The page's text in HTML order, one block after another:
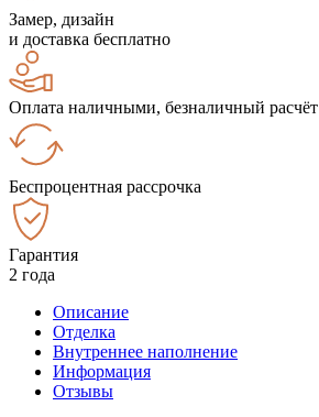
Замер, дизайн
и доставка бесплатно
Оплата наличными, безналичный расчёт
Беспроцентная рассрочка
Гарантия
2 года
Описание
Отделка
Внутреннее наполнение
Информация
Отзывы